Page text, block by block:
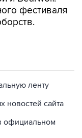
фестиваля
ленту
новостей сайта
официальном